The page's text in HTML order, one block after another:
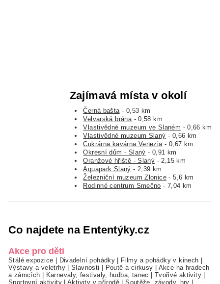
Zajímavá místa v okolí
Černá bašta - 0,53 km
Velvarská brána - 0,58 km
Vlastivědné muzeum ve Slaném - 0,66 km
Vlastivědné muzeum Slaný - 0,66 km
Cukrárna kavárna Venezia - 0,67 km
Okresní dům - Slaný - 0,91 km
Oranžové hřiště - Slaný - 2,15 km
Aquapark Slaný - 2,39 km
Železniční muzeum Zlonice - 5,6 km
Rodinné centrum Smečno - 7,04 km
Co najdete na Ententýky.cz
Akce pro děti
Stálé expozice Divadelní pohádky Filmy a pohádky v kinech
Výstavy a veletrhy|Slavnosti Poutě a cirkusy
Akce na hradech
a zámcích
Karnevaly, festivaly, hudba, tanec Tvořivé aktivity
Sportovní aktivity|Aktivity v přírodě |Soutěže, závody, hry